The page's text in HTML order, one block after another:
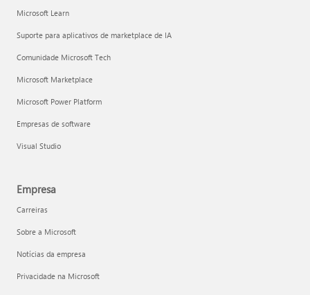
Microsoft Learn
Suporte para aplicativos de marketplace de IA
Comunidade Microsoft Tech
Microsoft Marketplace
Microsoft Power Platform
Empresas de software
Visual Studio
Empresa
Carreiras
Sobre a Microsoft
Notícias da empresa
Privacidade na Microsoft